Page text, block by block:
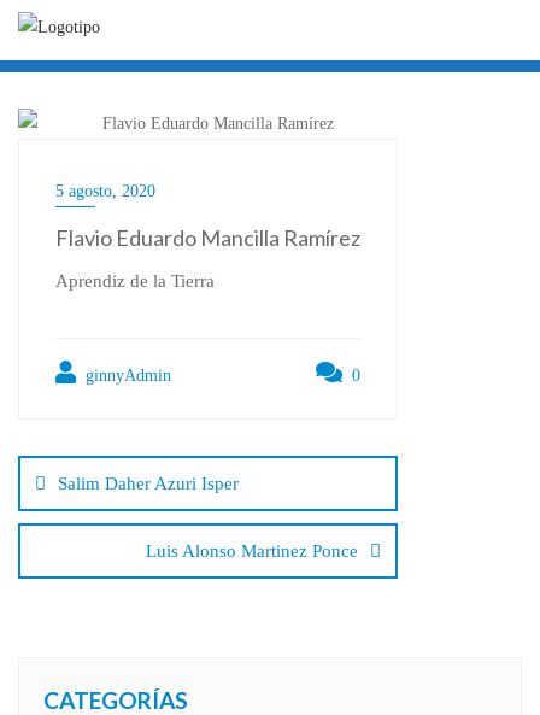
contenido
5 agosto, 2020
Flavio Eduardo Mancilla Ramírez
Aprendiz de la Tierra
ginnyAdmin 0
de
entradas
Salim Daher Azuri Isper
Luis Alonso Martinez Ponce
CATEGORÍAS